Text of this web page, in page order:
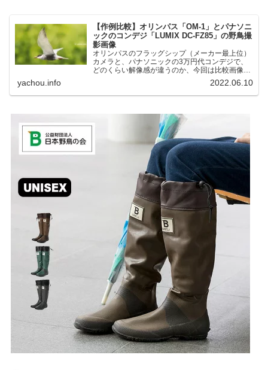
【作例比較】オリンパス「OM-1」とパナソニ
ックのコンデジ「LUMIX DC-FZ85」の野鳥撮
影画像
オリンパスのフラッグシップ（メーカー最上位）
カメラと、パナソニックの3万円代コンデジで、
どのくらい解像感が違うのか、今回は比較画像を
紹介します。私はコンデジを愛用しているのです
が、相棒がオリンパス「OM-1」を使い始めたと
ころ、同じ被写体で...
yachou.info 2022.06.10